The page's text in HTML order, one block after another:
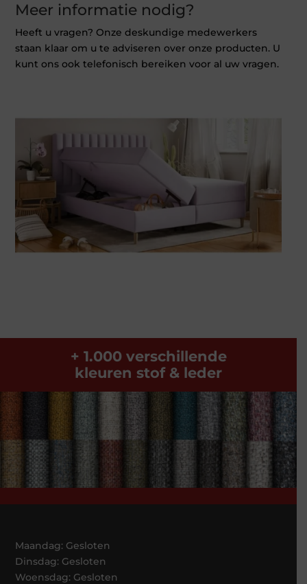
Meer informatie nodig?
Heeft u vragen? Onze deskundige medewerkers
staan klaar om u te adviseren over onze producten. U
kunt ons ook telefonisch bereiken voor al uw vragen.
+ 1.000 verschillende
kleuren stof & leder
Maandag: Gesloten
Dinsdag: Gesloten
Woensdag: Gesloten